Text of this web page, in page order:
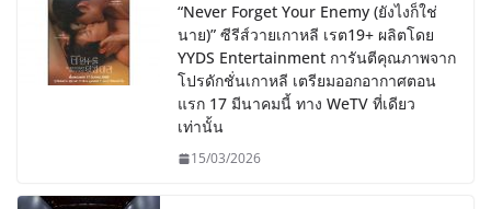
“Never Forget Your Enemy (ยังไงก็ใช่
นาย)” ซีรีส์วายเกาหลี เรต19+ ผลิตโดย
YYDS Entertainment การันตีคุณภาพจาก
โปรดักชั่นเกาหลี เตรียมออกอากาศตอน
แรก 17 มีนาคมนี้ ทาง WeTV ที่เดียว
เท่านั้น
15/03/2026